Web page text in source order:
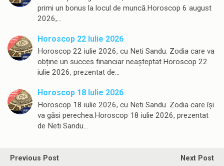
primi un bonus la locul de muncă.Horoscop 6 august
2026,…
Horoscop 22 Iulie 2026
Horoscop 22 iulie 2026, cu Neti Sandu. Zodia care va
obține un succes financiar neașteptat.Horoscop 22
iulie 2026, prezentat de…
Horoscop 18 Iulie 2026
Horoscop 18 iulie 2026, cu Neti Sandu. Zodia care își
va găsi perechea.Horoscop 18 iulie 2026, prezentat
de Neti Sandu…
Previous Post
Next Post